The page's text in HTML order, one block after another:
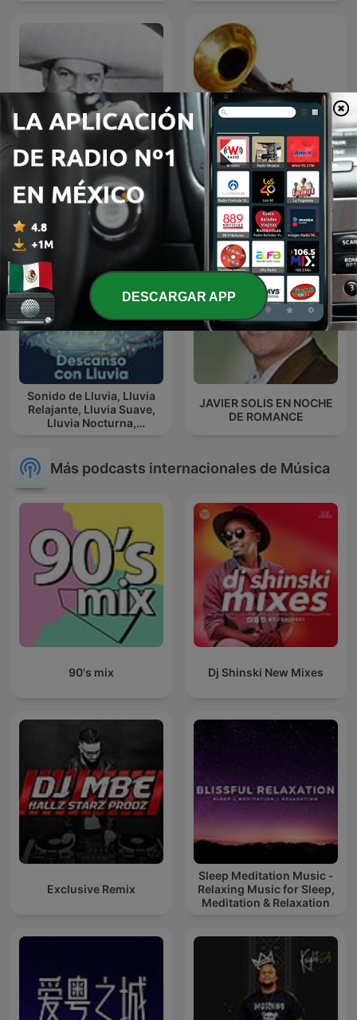
JOSE ALFREDO JIMENEZ
EN NOCHE DE ROMANCE
El fonógrafo una
revolución en el sonido
Sonido de Lluvia, Lluvia
Relajante, Lluvia Suave,
Lluvia Nocturna,
JAVIER SOLIS EN NOCHE
DE ROMANCE
Más podcasts internacionales de Música
90's mix Dj Shinski New Mixes
Exclusive Remix
Sleep Meditation Music -
Relaxing Music for Sleep,
Meditation & Relaxation
DESCARGAR APP